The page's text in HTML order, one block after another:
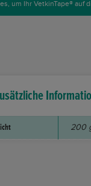
um Ihr VetkinTape® auf
200